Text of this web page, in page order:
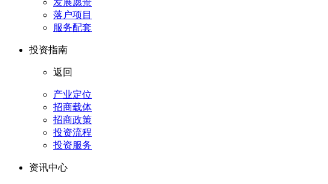
发展愿景
落户项目
服务配套
投资指南
返回
产业定位
招商载体
招商政策
投资流程
投资服务
资讯中心